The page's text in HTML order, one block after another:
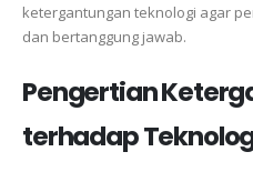
ketergantungan teknologi agar
dan bertanggung jawab.
Pengertian
terhadap